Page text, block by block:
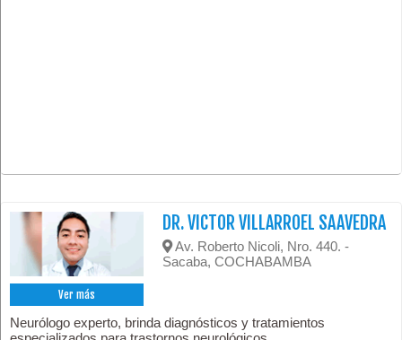
Ver más
DR. VICTOR VILLARROEL SAAVEDRA
Av. Roberto Nicoli, Nro. 440. -
Sacaba, COCHABAMBA
Neurólogo experto, brinda diagnósticos y tratamientos